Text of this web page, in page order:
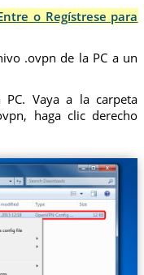
o Regístrese para
.ovpn de la PC a un
Vaya a la carpeta
haga clic derecho